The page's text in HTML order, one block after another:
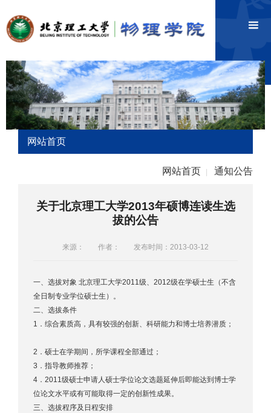
网站首页
网站首页 通知公告
关于北京理工大学2013年硕博连读生选
拔的公告
来源： 作者： 发布时间：2013-03-12
一、选拔对象 北京理工大学2011级、2012级在学硕士生（不含
全日制专业学位硕士生）。
二、选拔条件
1．综合素质高，具有较强的创新、科研能力和博士培养潜质；
2．硕士在学期间，所学课程全部通过；
3．指导教师推荐；
4．2011级硕士申请人硕士学位论文选题延伸后即能达到博士学
位论文水平或有可能取得一定的创新性成果。
三、选拔程序及日程安排